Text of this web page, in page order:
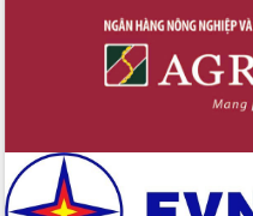
Đắk Lắk: Tôn vinh 46 giải pháp tại Hội
thi Sáng tạo Kỹ thuật 2024 - 2025
Đắk Lắk rà soát, điều chỉnh Đề án 190
Phó Chủ tịch UBND tỉnh Đắk Lắk
Trương Công Thái kiểm tra thực địa